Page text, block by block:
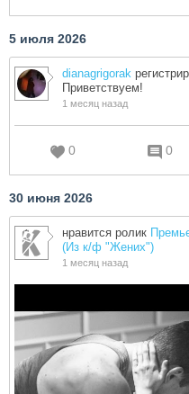
5 июля 2026
dianagrigorak
Приветствуем!
1 месяц назад
0 0
30 июня 2026
нравится ролик
(Из к/ф "Жених")
1 месяц назад